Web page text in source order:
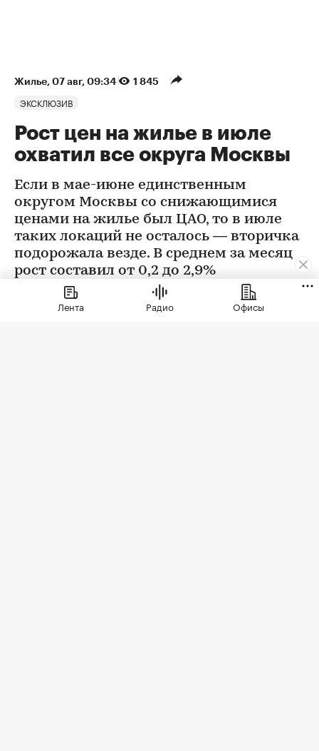
Жилье⁠, 07 авг, 09:34 1 845
ЭКСКЛЮЗИВ
Рост цен на жилье в июле
охватил все округа Москвы
Если в мае-июне единственным
округом Москвы со снижающимися
ценами на жилье был ЦАО, то в июле
таких локаций не осталось — вторичка
подорожала везде. В среднем за месяц
рост составил от 0,2 до 2,9%
Лента Радио Офисы